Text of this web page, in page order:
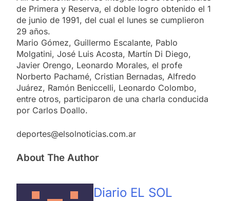
de Primera y Reserva, el doble logro obtenido el 1
de junio de 1991, del cual el lunes se cumplieron
29 años.
Mario Gómez, Guillermo Escalante, Pablo
Molgatini, José Luis Acosta, Martín Di Diego,
Javier Orengo, Leonardo Morales, el profe
Norberto Pachamé, Cristian Bernadas, Alfredo
Juárez, Ramón Beniccelli, Leonardo Colombo,
entre otros, participaron de una charla conducida
por Carlos Doallo.
deportes@elsolnoticias.com.ar
About The Author
Diario EL SOL